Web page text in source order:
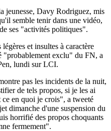
jeunesse, Davy Rodriguez, mis
semble tenir dans une vidéo,
ses "activités politiques".
et insultes à caractère
"probablement exclu" du FN, a
lundi sur LCI.
pas les incidents de la nuit,
de tels propos, si je les ai
en quoi je crois", a tweeté
dimanche d'une suspension du
horrifié des propos choquants
fermement".